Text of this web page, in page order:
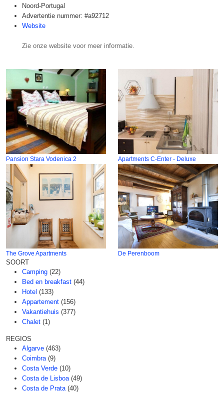
Noord-Portugal
Advertentie nummer: #a92712
Website
Zie onze website voor meer informatie.
Pansion Stara Vodenica 2 Apartments C-Enter - Deluxe
The Grove Apartments De Perenboom
SOORT
Camping (22)
Bed en breakfast (44)
Hotel (133)
Appartement (156)
Vakantiehuis (377)
Chalet (1)
REGIOS
Algarve (463)
Coimbra (9)
Costa Verde (10)
Costa de Lisboa (49)
Costa de Prata (40)